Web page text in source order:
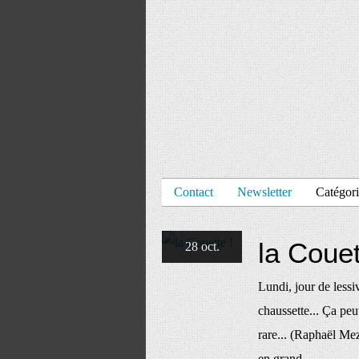
Contact Newsletter
28 oct. la
Lundi, jour de
chaussette... Ça
rare... (Raphaël